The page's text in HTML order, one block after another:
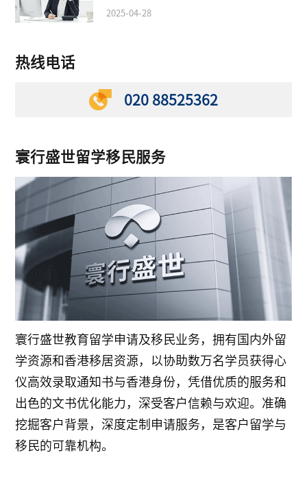
2025-04-28
热线电话
020 88525362
寰行盛世留学移民服务
寰行盛世教育留学申请及移民业务，拥有国内外留
学资源和香港移居资源，以协助数万名学员获得心
仪高效录取通知书与香港身份，凭借优质的服务和
出色的文书优化能力，深受客户信赖与欢迎。准确
挖掘客户背景，深度定制申请服务，是客户留学与
移民的可靠机构。